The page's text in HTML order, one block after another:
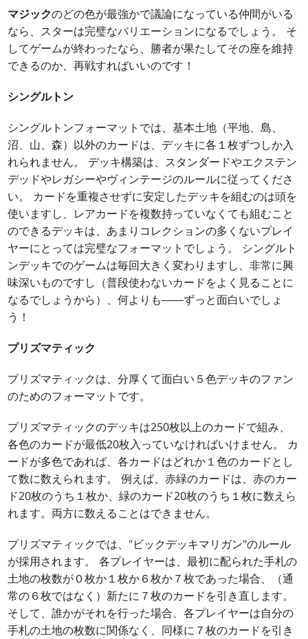
マジックのどの色が最強かで議論になっている仲間がいる
なら、スターは完璧なバリエーションになるでしょう。 そ
してゲームが終わったなら、勝者が果たしてその座を維持
できるのか、再戦すればいいのです！
シングルトン
シングルトンフォーマットでは、基本土地（平地、島、
沼、山、森）以外のカードは、デッキに各１枚ずつしか入
れられません。 デッキ構築は、スタンダードやエクステン
デッドやレガシーやヴィンテージのルールに従ってくださ
い。 カードを重複させずに安定したデッキを組むのは頭を
使いますし、レアカードを複数持っていなくても組むこと
のできるデッキは、あまりコレクションの多くないプレイ
ヤーにとっては完璧なフォーマットでしょう。 シングルト
ンデッキでのゲームは毎回大きく変わりますし、非常に興
味深いものですし（普段使わないカードをよく見ることに
なるでしょうから）、何よりも――ずっと面白いでしょ
う！
プリズマティック
プリズマティックは、分厚くて面白い５色デッキのファン
のためのフォーマットです。
プリズマティックのデッキは250枚以上のカードで組み、
各色のカードが最低20枚入っていなければいけません。 カ
ードが多色であれば、各カードはどれか１色のカードとし
て数に数えられます。 例えば、赤緑のカードは、赤のカー
ド20枚のうち１枚か、緑のカード20枚のうち１枚に数えら
れます。両方に数えることはできません。
プリズマティックでは、"ビックデッキマリガン"のルール
が採用されます。 各プレイヤーは、最初に配られた手札の
土地の枚数が０枚か１枚か６枚か７枚であった場合、（通
常の６枚ではなく）新たに７枚のカードを引き直します。
そして、誰かがそれを行った場合、各プレイヤーは自分の
手札の土地の枚数に関係なく、同様に７枚のカードを引き